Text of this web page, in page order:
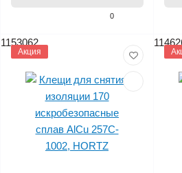
0
1153062
Акция